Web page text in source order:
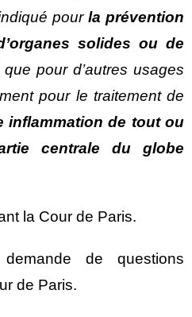
pourla prévention
solides ou de
pour d’autres usages
pour le traitement de
inflammation de tout ou
centrale du globe
la Cour de Paris.
de questions
de Paris.